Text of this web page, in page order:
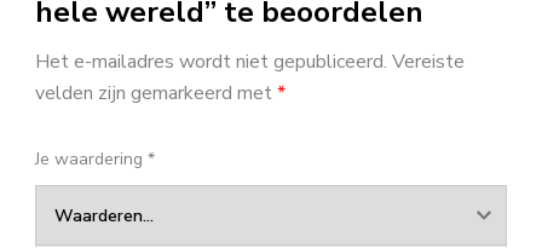
hele wereld” te beoordelen
Het e-mailadres wordt niet gepubliceerd. Vereiste
velden zijn gemarkeerd met*
Je waardering *